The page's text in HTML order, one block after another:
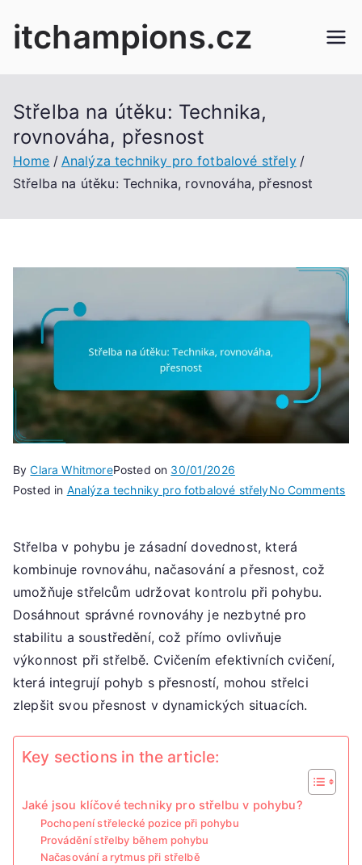
itchampions.cz
Střelba na útěku: Technika,
rovnováha, přesnost
Home
Analýza techniky pro fotbalové střely
Střelba na útěku: Technika, rovnováha, přesnost
ByClara WhitmorePosted on 30/01/2026
Posted in Analýza techniky pro fotbalové střelyNo Commentson
Střelba v pohybu je zásadní dovednost, která
kombinuje rovnováhu, načasování a přesnost, což
umožňuje střelcům udržovat kontrolu při pohybu.
Dosáhnout správné rovnováhy je nezbytné pro
stabilitu a soustředění, což přímo ovlivňuje
výkonnost při střelbě. Cvičením efektivních cvičení,
která integrují pohyb s přesností, mohou střelci
zlepšit svou přesnost v dynamických situacích.
Key sections in the article:
Jaké jsou klíčové techniky pro střelbu v pohybu?
Pochopení střelecké pozice při pohybu
Provádění střelby během pohybu
Načasování a rytmus při střelbě